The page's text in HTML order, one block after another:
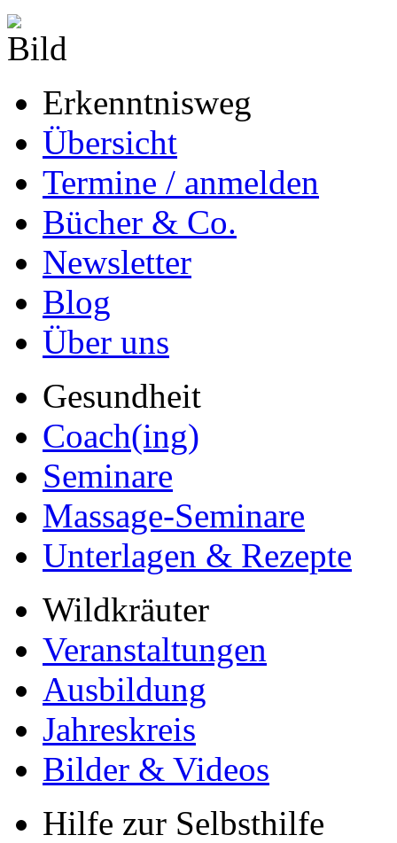
Erkenntnisweg
Übersicht
Termine / anmelden
Bücher & Co.
Newsletter
Blog
Über uns
Gesundheit
Coach(ing)
Seminare
Massage-Seminare
Unterlagen & Rezepte
Wildkräuter
Veranstaltungen
Ausbildung
Jahreskreis
Bilder & Videos
Hilfe zur Selbsthilfe